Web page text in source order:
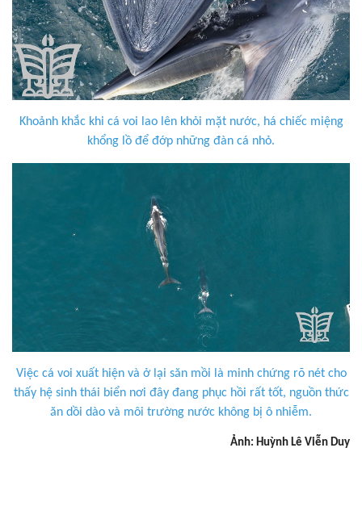
Khoảnh khắc khi cá voi lao lên khỏi mặt nước, há chiếc miệng
khổng lồ để đớp những đàn cá nhỏ.
Việc cá voi xuất hiện và ở lại săn mồi là minh chứng rõ nét cho
thấy hệ sinh thái biển nơi đây đang phục hồi rất tốt, nguồn thức
ăn dồi dào và môi trường nước không bị ô nhiễm.
Ảnh: Huỳnh Lê Viễn Duy